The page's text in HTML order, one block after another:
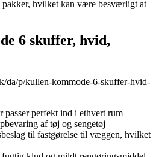
pakker, hvilket kan være besværligt at
6 skuffer, hvid,
da/p/kullen-kommode-6-skuffer-hvid-
passer perfekt ind i ethvert rum
af tøj og sengetøj
til fastgørelse til væggen, hvilket